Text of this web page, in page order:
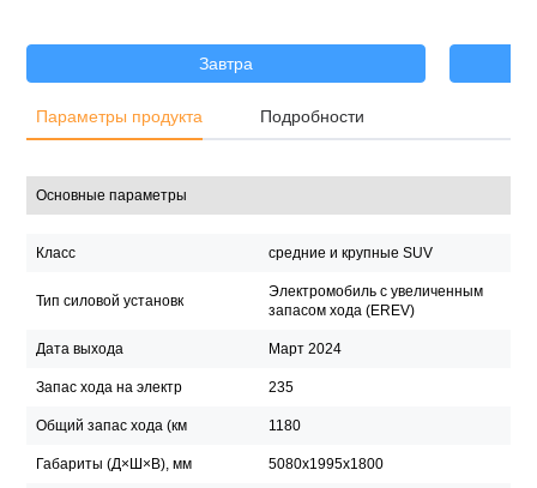
Завтра
Основные параметры
Класс средние и крупные SUV
Тип силовой установк
Электромобиль с увеличенным
запасом хода (EREV)
Дата выхода Март 2024
Запас хода на электр 235
Общий запас хода (км 1180
Габариты (Д×Ш×В), мм 5080x1995x1800
Параметры продукта Подробности